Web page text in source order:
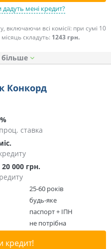
мені кредит?
включаючи всі комісії: при сумі 10
складуть: 1243 грн.
Конкорд
ставка
000 грн.
25-60 років
будь-яке
паспорт + ІПН
не потрібна
кредит!